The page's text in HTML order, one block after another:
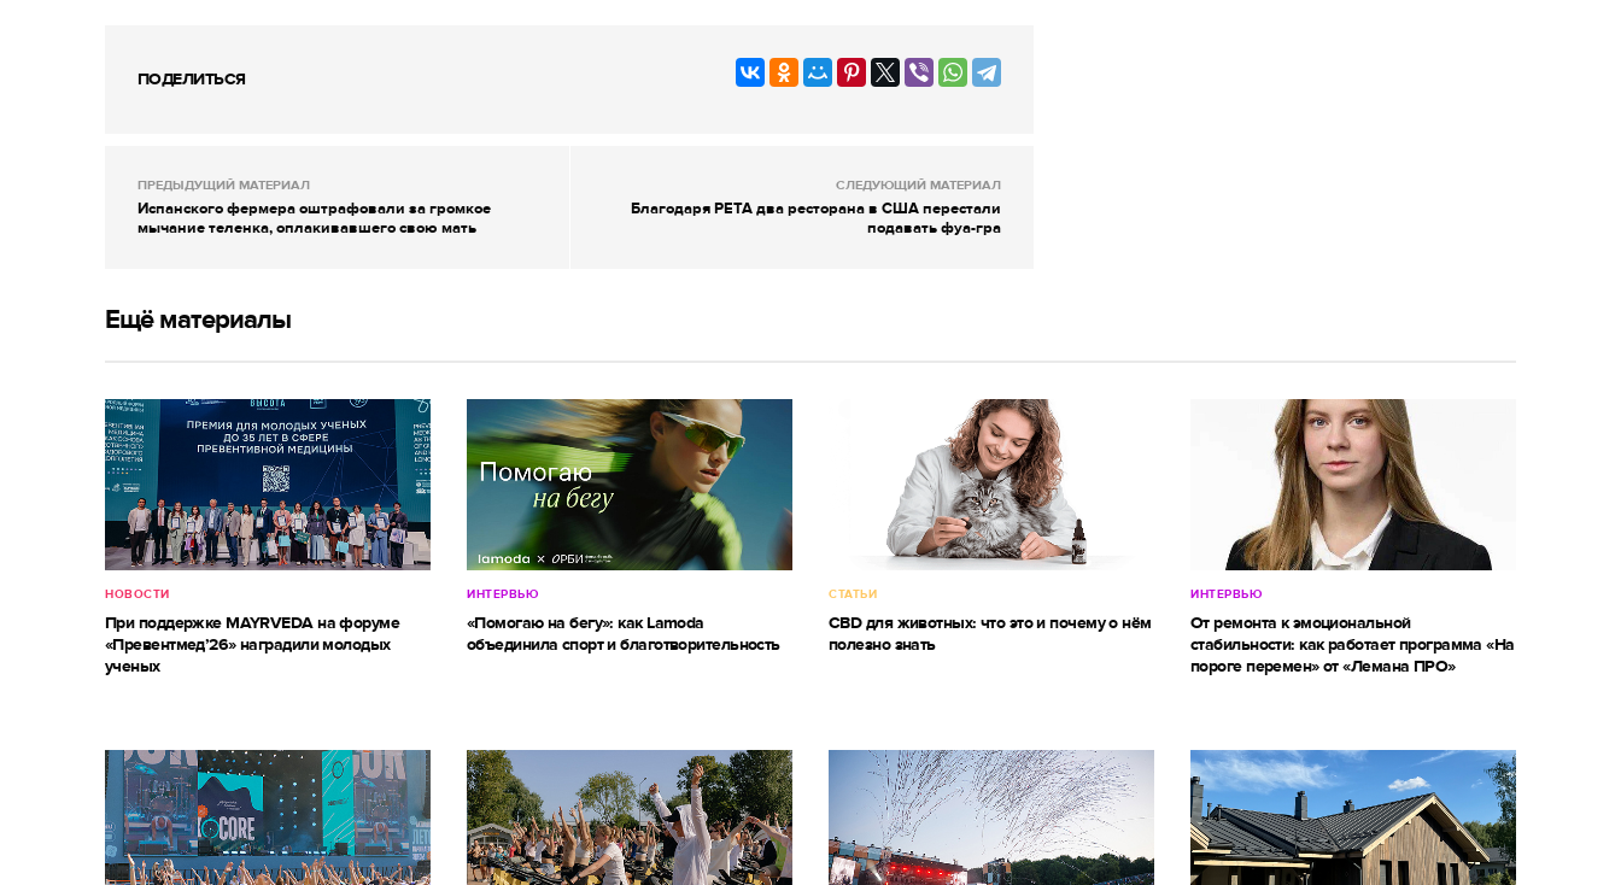
ПОДЕЛИТЬСЯ
ПРЕДЫДУЩИЙ МАТЕРИАЛ
Испанского фермера оштрафовали за громкое
мычание теленка, оплакивавшего свою мать
СЛЕДУЮЩИЙ МАТЕРИАЛ
Благодаря PETA два ресторана в США перестали
подавать фуа-гра
Ещё материалы
НОВОСТИ
При поддержке MAYRVEDA на форуме
«Превентмед’26» наградили молодых
ученых
ИНТЕРВЬЮ
«Помогаю на бегу»: как Lamoda
объединила спорт и благотворительность
СТАТЬИ
CBD для животных: что это и почему о нём
полезно знать
ИНТЕРВЬЮ
От ремонта к эмоциональной
стабильности: как работает программа «На
пороге перемен» от «Лемана ПРО»